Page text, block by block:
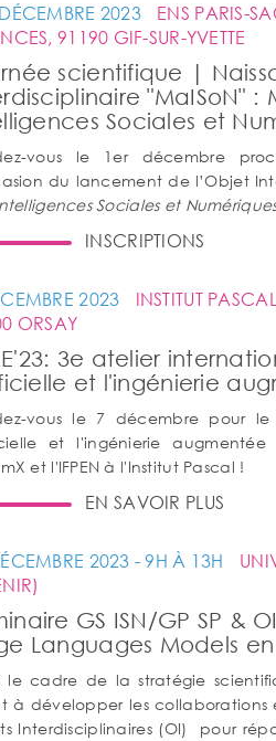
2023
ENS PARIS-
91190 GIF-SUR-YVETTE
scientifique |
"MaISoN" :
Sociales et
vous le 1er décembre
du lancement de l’Objet
Sociales et
INSCRIPTIONS
2023
INSTITUT
ORSAY
3e atelier
et l'ingénierie
vous le 7 décembre pour
et l'ingénierie augmentée
et l'IFPEN à l'Institut Pascal !
EN SAVOIR PLUS
2023 - 9H À 13H
GS ISN/GP SP &
Languages Models
le cadre de la stratégie
à développer les collaborations
Interdisciplinaires (OI) pour